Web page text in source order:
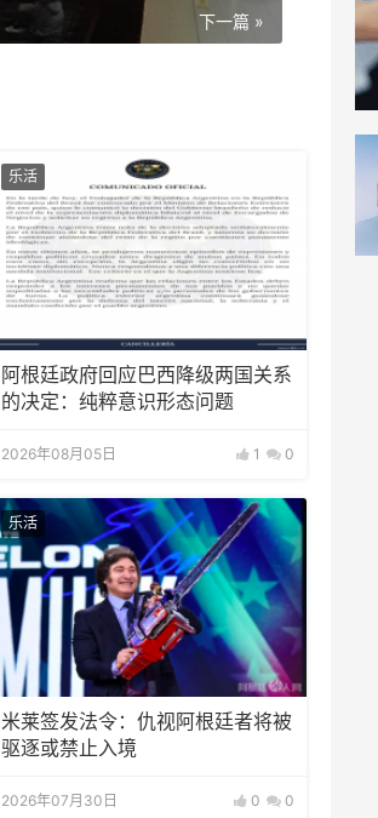
下一篇 »
乐活
阿根廷政府回应巴西降级两国关系
的决定：纯粹意识形态问题
2026年08月05日 1 0
乐活
米莱签发法令：仇视阿根廷者将被
驱逐或禁止入境
2026年07月30日 0 0